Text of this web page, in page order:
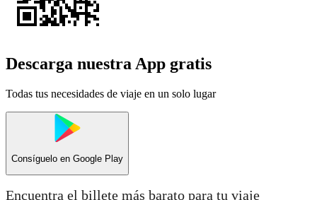
Descarga nuestra App gratis
Todas tus necesidades de viaje en un solo lugar
Consíguelo en Google Play
Encuentra el billete más barato para tu viaje